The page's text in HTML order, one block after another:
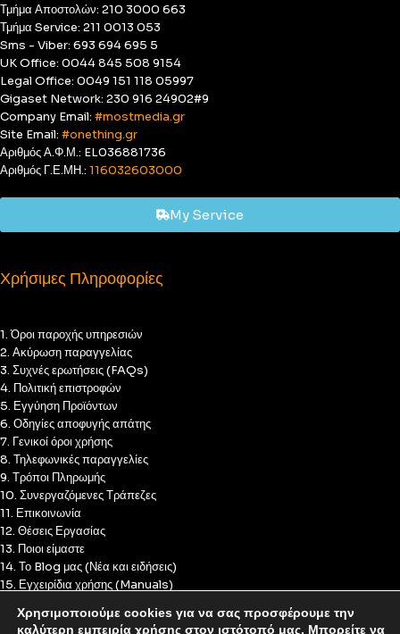
Τμήμα Αποστολών: 210 3000 663
Τμήμα Service: 211 0013 053
Sms - Viber: 693 694 695 5
UK Office: 0044 845 508 9154
Legal Office: 0049 151 118 05997
Gigaset Network: 230 916 24902#9
Company Email: #mostmedia.gr
Site Email: #onething.gr
Αριθμός Α.Φ.Μ.: EL036881736
Αριθμός Γ.Ε.ΜΗ.: 116032603000
My Service
Χρήσιμες Πληροφορίες
1. Όροι παροχής υπηρεσιών
2. Ακύρωση παραγγελίας
3. Συχνές ερωτήσεις (FAQs)
4. Πολιτική επιστροφών
5. Εγγύηση Προϊόντων
6. Οδηγίες αποφυγής απάτης
7. Γενικοί όροι χρήσης
8. Τηλεφωνικές παραγγελίες
9. Τρόποι Πληρωμής
10. Συνεργαζόμενες Τράπεζες
11. Επικοινωνία
12. Θέσεις Εργασίας
13. Ποιοι είμαστε
14. Το Blog μας (Νέα και ειδήσεις)
15. Εγχειρίδια χρήσης (Manuals)
17. Πολιτική Cookies
Χρησιμοποιούμε cookies για να σας προσφέρουμε την
καλύτερη εμπειρία χρήσης στον ιστότοπό μας. Μπορείτε να